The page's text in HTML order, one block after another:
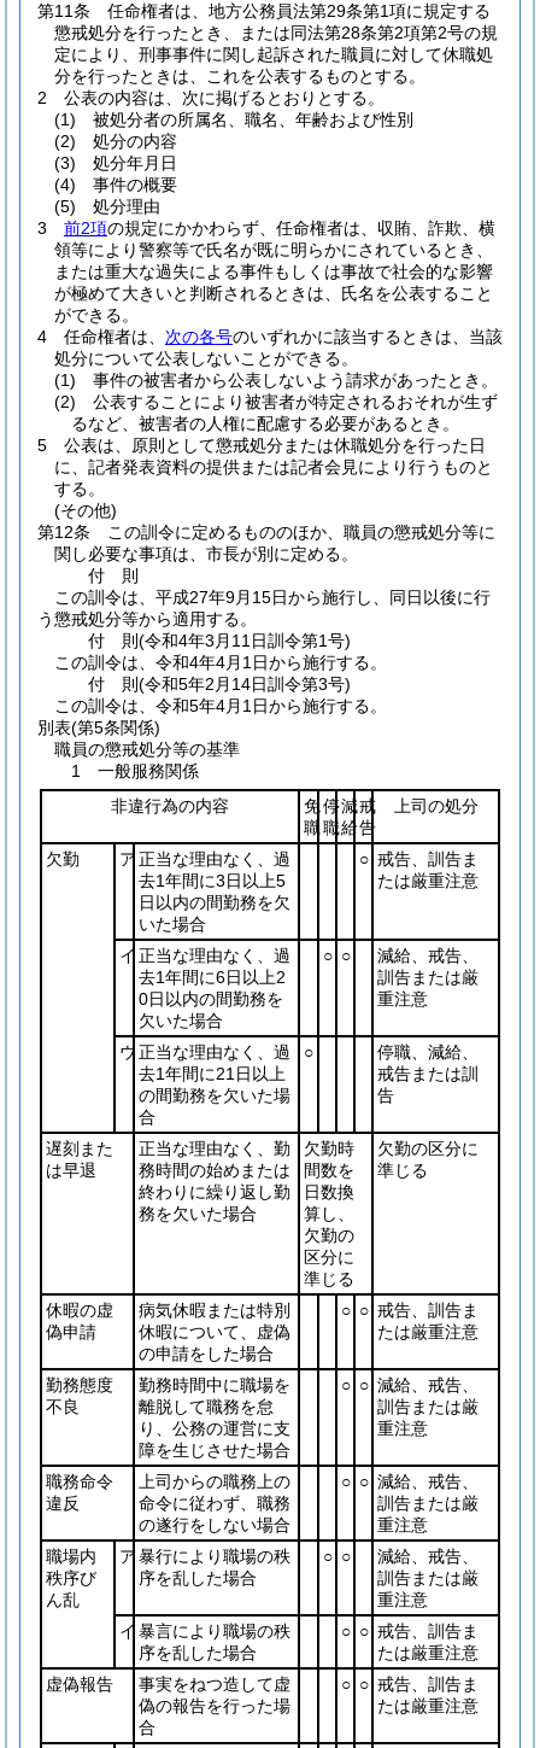
第11条
任命権者は、地方公務員法第29条第1項に規定する
懲戒処分を行ったとき、または同法第28条第2項第2号の規
定により、刑事事件に関し起訴された職員に対して休職処
分を行ったときは、これを公表するものとする。
2
公表の内容は、次に掲げるとおりとする。
(1)
被処分者の所属名、職名、年齢および性別
(2)
処分の内容
(3)
処分年月日
(4)
事件の概要
(5)
処分理由
3
前2項の規定にかかわらず、任命権者は、収賄、詐欺、横
領等により警察等で氏名が既に明らかにされているとき、
または重大な過失による事件もしくは事故で社会的な影響
が極めて大きいと判断されるときは、氏名を公表すること
ができる。
4
任命権者は、 次の各号のいずれかに該当するときは、当該
処分について公表しないことができる。
(1)
事件の被害者から公表しないよう請求があったとき。
(2)
公表することにより被害者が特定されるおそれが生ず
るなど、被害者の人権に配慮する必要があるとき。
5
公表は、原則として懲戒処分または休職処分を行った日
に、記者発表資料の提供または記者会見により行うものと
する。
(その他)
第12条
この訓令に定めるもののほか、職員の懲戒処分等に
関し必要な事項は、市長が別に定める。
付 則
この訓令は、平成27年9月15日から施行し、同日以後に行
う懲戒処分等から適用する。
付 則(令和4年3月11日訓令第1号)
この訓令は、令和4年4月1日から施行する。
付 則(令和5年2月14日訓令第3号)
この訓令は、令和5年4月1日から施行する。
別表(第5条関係)
職員の懲戒処分等の基準
1 一般服務関係
非違行為の内容
免
職
停
職
減
給
戒
告
上司の処分
欠勤 ア 正当な理由なく、過
去1年間に3日以上5
日以内の間勤務を欠
いた場合
○ 戒告、訓告ま
たは厳重注意
イ 正当な理由なく、過
去1年間に6日以上2
0日以内の間勤務を
欠いた場合
○ ○
減給、戒告、
訓告または厳
重注意
ウ 正当な理由なく、過
去1年間に21日以上
の間勤務を欠いた場
合
○
停職、減給、
戒告または訓
告
遅刻また
は早退
正当な理由なく、勤
務時間の始めまたは
終わりに繰り返し勤
務を欠いた場合
欠勤時
間数を
日数換
算し、
欠勤の
区分に
準じる
欠勤の区分に
準じる
休暇の虚
偽申請
病気休暇または特別
休暇について、虚偽
の申請をした場合
○ ○ 戒告、訓告ま
たは厳重注意
勤務態度
不良
勤務時間中に職場を
離脱して職務を怠
り、公務の運営に支
障を生じさせた場合
○ ○ 減給、戒告、
訓告または厳
重注意
職務命令
違反
上司からの職務上の
命令に従わず、職務
の遂行をしない場合
○ ○ 減給、戒告、
訓告または厳
重注意
職場内
秩序び
ん乱
ア 暴行により職場の秩
序を乱した場合
○ ○
減給、戒告、
訓告または厳
重注意
イ 暴言により職場の秩
序を乱した場合
○ ○ 戒告、訓告ま
たは厳重注意
虚偽報告
事実をねつ造して虚
偽の報告を行った場
合
○ ○ 戒告、訓告ま
たは厳重注意